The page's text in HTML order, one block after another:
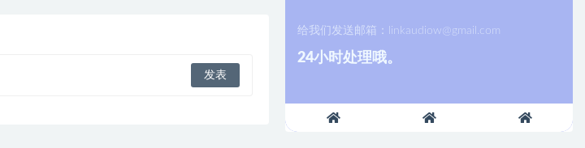
给我们发送邮箱： linkaudiow@gmail.com
24小时处理哦。